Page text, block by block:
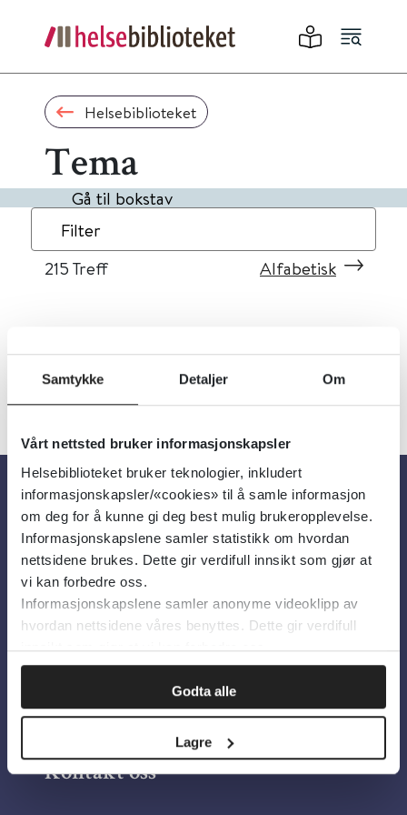
Samtykke Detaljer Om
Vårt nettsted bruker informasjonskapsler
Helsebiblioteket bruker teknologier, inkludert
informasjonskapsler/«cookies» til å samle informasjon
om deg for å kunne gi deg best mulig brukeropplevelse.
Informasjonskapslene samler statistikk om hvordan
nettsidene brukes. Dette gir verdifull innsikt som gjør at
vi kan forbedre oss.
Informasjonskapslene samler anonyme videoklipp av
hvordan nettsidene våres benyttes. Dette gir verdifull
innsikt som gjør at vi kan forbedre oss.
Godta alle
Lagre
Helsebiblioteket
Tema
Gå til bokstav
Filter
215 Treff Alfabetisk
« 1 19 20 »
Om oss
Om Helsebiblioteket
Personvern og informasjonskapsler
Tilgjengelighetserklæring
Information in English
Bilder fra Colourbox.com
Kontakt oss